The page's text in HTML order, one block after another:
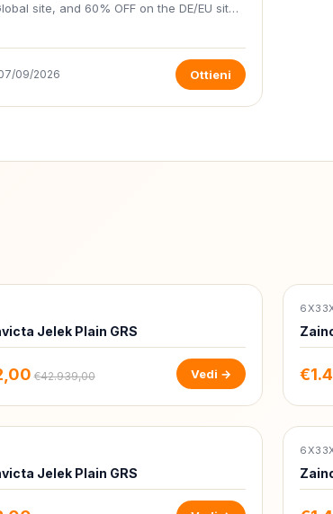
site, and 60% OFF on the DE/EU sit…
09/2026 Ottieni
Jelek Plain GRS
€42.939,00 Vedi →
-
Jelek Plain GRS
-